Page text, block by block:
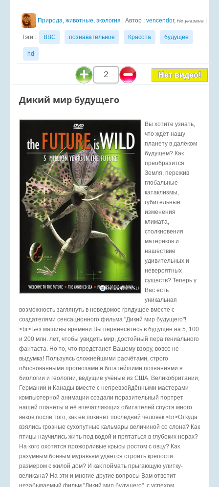
Природа, животные, экология | Автор : vencendor, Не указана
Тэги : BBC познавательное Красота будущее
hd
2 Нет видео!
Дикий мир будущего
Вы хотите узнать,
что ждёт нашу
планету в далёком
будущем? Как
преобразится
Земля, пережив
глобальные
катаклизмы,
губительные
изменения
климата,
столкновения
материков и
нашествие
удивительных и
невероятных
существ? Теперь у
Вас есть
уникальная
возможность заглянуть в неведомое грядущее вместе с
создателями сенсационного фильма "Дикий мир будущего"!
<br>Без машины времени Вы перенесётесь в будущее на 5, 100
и 200 млн. лет, чтобы увидеть мир, достойный пера гениального
фантаста. Но то, что предстанет Вашему взору, вовсе не
выдумка! Пользуясь сложнейшими расчётами, строго
обоснованными прогнозами и богатейшими познаниями в
биологии и геологии, ведущие учёные из США, Великобритании,
Германии и Канады вместе с непревзойдёнными мастерами
компьютерной анимации создали поразительный портрет
нашей планеты и её впечатляющих обитателей спустя много
веков после того, как её покинет последний человек.<br>Откуда
взялись грозные сухопутные кальмары величиной со слона? Как
птицы научились жить под водой и прятаться в глубоких норах?
На кого охотятся прожорливые крысы ростом с овцу? Как
разумным боевым муравьям удаётся строить крепости
размером с жилой дом? И как поймать прыгающую улитку-
великана? На эти и многие другие вопросы Вам ответит
незабываемый фильм "Дикий мир будущего", с успехом